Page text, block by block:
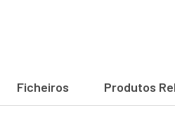
Ficheiros Produtos